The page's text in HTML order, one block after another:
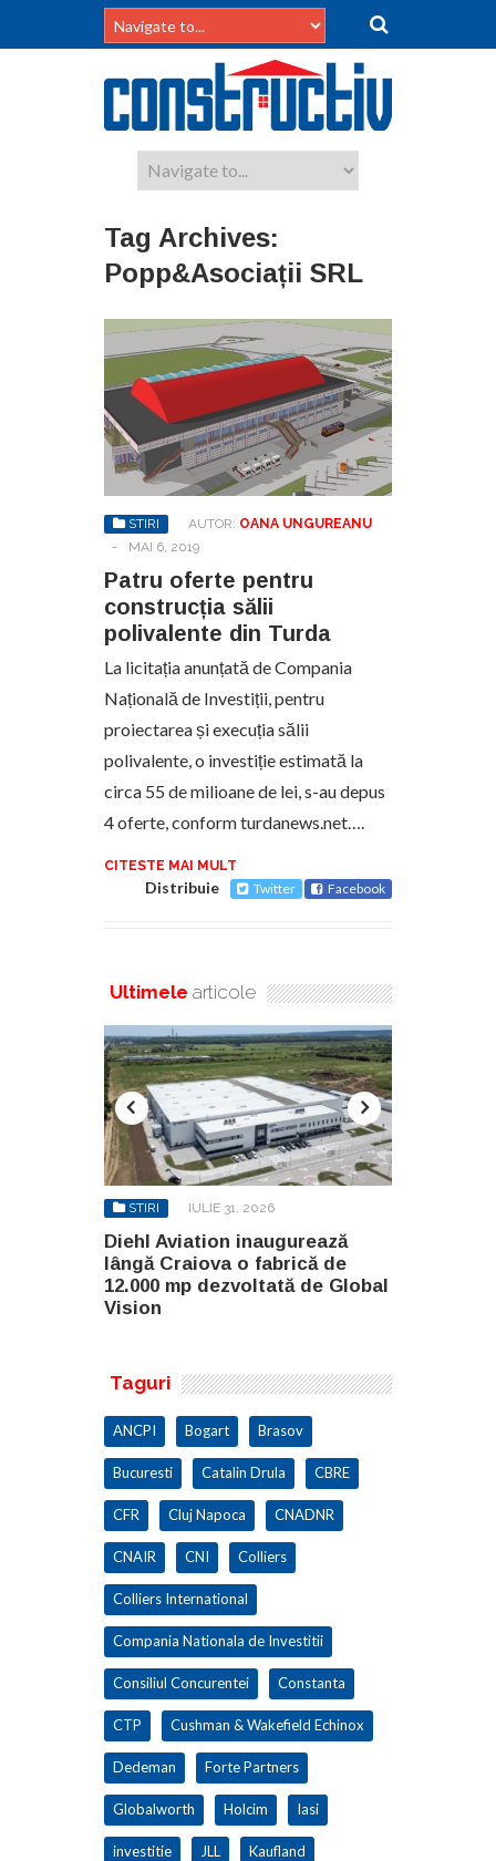
Tag Archives:
Popp&Asociații SRL
STIRI AUTOR: OANA UNGUREANU
-
MAI 6, 2019
Patru oferte pentru
construcția sălii
polivalente din Turda
La licitația anunțată de Compania
Națională de Investiții, pentru
proiectarea și execuția sălii
polivalente, o investiție estimată la
circa 55 de milioane de lei, s-au depus
4 oferte, conform turdanews.net….
CITESTE MAI MULT
Distribuie Twitter Facebook
Ultimele articole
STIRI IULIE 31, 2026
Diehl Aviation inaugurează
lângă Craiova o fabrică de
12.000 mp dezvoltată de Global
Vision
Taguri
ANCPI Bogart Brasov
Bucuresti Catalin Drula CBRE
CFR Cluj Napoca CNADNR
CNAIR CNI Colliers
Colliers International
Compania Nationala de Investitii
Consiliul Concurentei Constanta
CTP Cushman & Wakefield Echinox
Dedeman Forte Partners
Globalworth Holcim Iasi
investitie JLL Kaufland